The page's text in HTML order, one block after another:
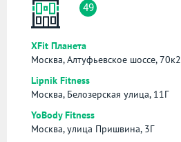
49
XFit Планета
Москва, Алтуфьевское шоссе, 70к2
Lipnik Fitness
Москва, Белозерская улица, 11Г
YoBody Fitness
Москва, улица Пришвина, 3Г